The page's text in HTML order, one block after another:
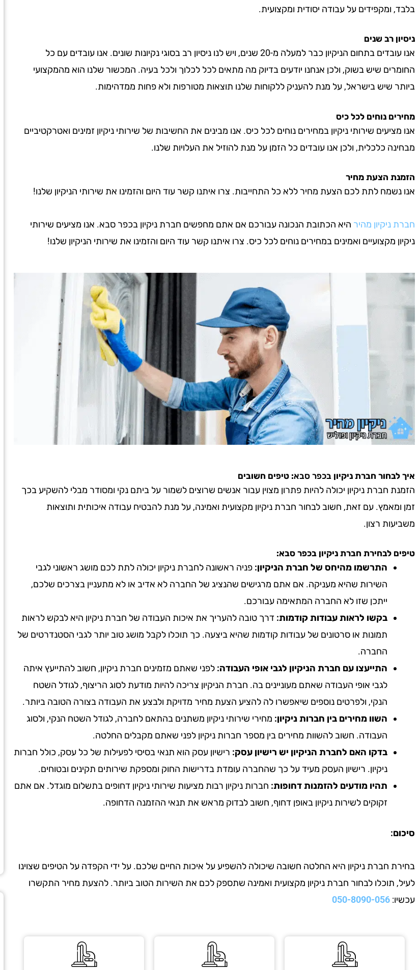
בלבד, ומקפידים על עבודה יסודית ומקצועית.
ניסיון רב שנים
אנו עובדים בתחום הניקיון כבר למעלה מ-20 שנים, ויש לנו ניסיון רב בסוגי נקיונות שונים. אנו עובדים עם כל
החומרים שיש בשוק, ולכן אנחנו יודעים בדיוק מה מתאים לכל לכלוך ולכל בעיה. המכשור שלנו הוא מהמקצועי
ביותר שיש בישראל, על מנת להעניק ללקוחות שלנו תוצאות מטורפות ולא פחות ממדהימות.
מחירים נוחים לכל כיס
אנו מציעים שירותי ניקיון במחירים נוחים לכל כיס. אנו מבינים את החשיבות של שירותי ניקיון זמינים ואטרקטיביים
מבחינה כלכלית, ולכן אנו עובדים כל הזמן על מנת להוזיל את העלויות שלנו.
הזמנת הצעת מחיר
אנו נשמח לתת לכם הצעת מחיר ללא כל התחייבות. צרו איתנו קשר עוד היום והזמינו את שירותי הניקיון שלנו!
חברת ניקיון מהיר היא הכתובת הנכונה עבורכם אם אתם מחפשים חברת ניקיון בכפר סבא. אנו מציעים שירותי
ניקיון מקצועיים ואמינים במחירים נוחים לכל כיס. צרו איתנו קשר עוד היום והזמינו את שירותי הניקיון שלנו!
איך לבחור חברת ניקיון בכפר סבא: טיפים חשובים
הזמנת חברת ניקיון יכולה להיות פתרון מצוין עבור אנשים שרוצים לשמור על ביתם נקי ומסודר מבלי להשקיע בכך
זמן ומאמץ. עם זאת, חשוב לבחור חברת ניקיון מקצועית ואמינה, על מנת להבטיח עבודה איכותית ותוצאות
משביעות רצון.
טיפים לבחירת חברת ניקיון בכפר סבא:
התרשמו מהיחס של חברת הניקיון: פניה ראשונה לחברת ניקיון יכולה לתת לכם מושג ראשוני לגבי
השירות שהיא מעניקה. אם אתם מרגישים שהנציג של החברה לא אדיב או לא מתעניין בצרכים שלכם,
ייתכן שזו לא החברה המתאימה עבורכם.
בקשו לראות עבודות קודמות: דרך טובה להעריך את איכות העבודה של חברת ניקיון היא לבקש לראות
תמונות או סרטונים של עבודות קודמות שהיא ביצעה. כך תוכלו לקבל מושג טוב יותר לגבי הסטנדרטים של
החברה.
התייעצו עם חברת הניקיון לגבי אופי העבודה: לפני שאתם מזמינים חברת ניקיון, חשוב להתייעץ איתה
לגבי אופי העבודה שאתם מעוניינים בה. חברת הניקיון צריכה להיות מודעת לסוג הריצוף, לגודל השטח
הנקי, ולפרטים נוספים שיאפשרו לה להציע הצעת מחיר מדויקת ולבצע את העבודה בצורה הטובה ביותר.
השוו מחירים בין חברות ניקיון: מחירי שירותי ניקיון משתנים בהתאם לחברה, לגודל השטח הנקי, ולסוג
העבודה. חשוב להשוות מחירים בין מספר חברות ניקיון לפני שאתם מקבלים החלטה.
בדקו האם לחברת הניקיון יש רישיון עסק: רישיון עסק הוא תנאי בסיסי לפעילות של כל עסק, כולל חברות
ניקיון. רישיון העסק מעיד על כך שהחברה עומדת בדרישות החוק ומספקת שירותים תקינים ובטוחים.
תהיו מודעים להזמנות דחופות: חברות ניקיון רבות מציעות שירותי ניקיון דחופים בתשלום מוגדל. אם אתם
זקוקים לשירות ניקיון באופן דחוף, חשוב לבדוק מראש את תנאי ההזמנה הדחופה.
סיכום:
בחירת חברת ניקיון היא החלטה חשובה שיכולה להשפיע על איכות החיים שלכם. על ידי הקפדה על הטיפים שצוינו
לעיל, תוכלו לבחור חברת ניקיון מקצועית ואמינה שתספק לכם את השירות הטוב ביותר. להצעת מחיר התקשרו
עכשיו: